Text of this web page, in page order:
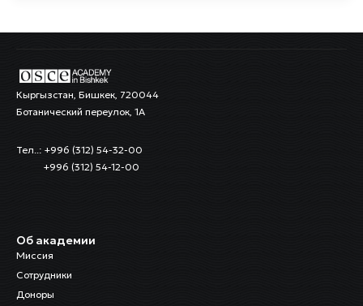
Кыргызстан, Бишкек, 720044
Ботанический переулок, 1А
Тел..: +996 (312) 54-32-00
+996 (312) 54-12-00
Об академии
Миссия
Сотрудники
Доноры